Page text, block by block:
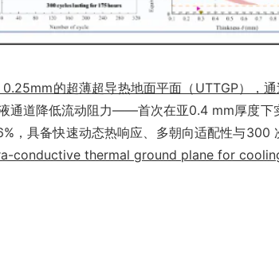
的超薄超导热地面平面（UTTGP），
通道降低流动阻力——首次在亚0.4 mm厚度
，具备快速动态热响应、多朝向适配性与
conductive thermal ground plane for